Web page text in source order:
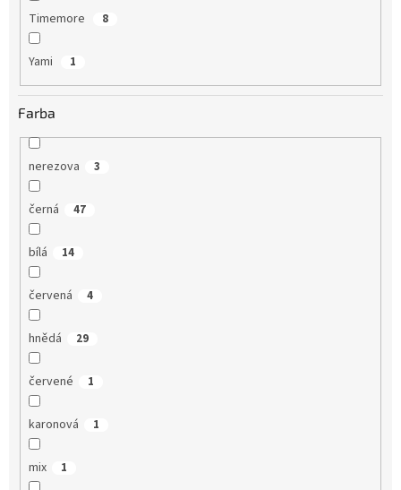
Timemore 8
Yami 1
Farba
nerezova 3
černá 47
bílá 14
červená 4
hnědá 29
červené 1
karonová 1
mix 1